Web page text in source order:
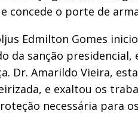
concede o porte de
Edmilton Gomes
da sanção
Dr. Amarildo Vieira,
e exaltou os
necessária para